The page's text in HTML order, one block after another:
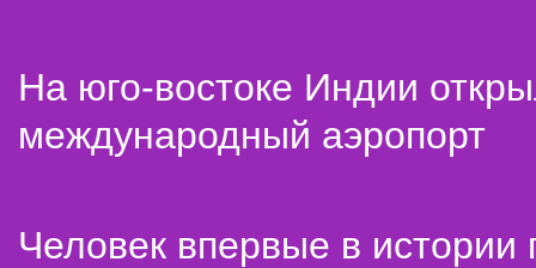
На юго-востоке Индии
международный аэропорт
Человек впервые в истории